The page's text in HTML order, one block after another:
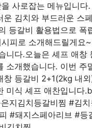
사로잡는 메뉴입니
김치와 부드러운 스
등갈비 활용법으로
피로 소개해드릴게요
니다.오늘은 셰프 애
소개했습니다. 이번
창 등갈비 2+1(2kg 내
미식 셰프 애찬입니다
지김치등갈비찜 #김
#돼지스페아리브 #등